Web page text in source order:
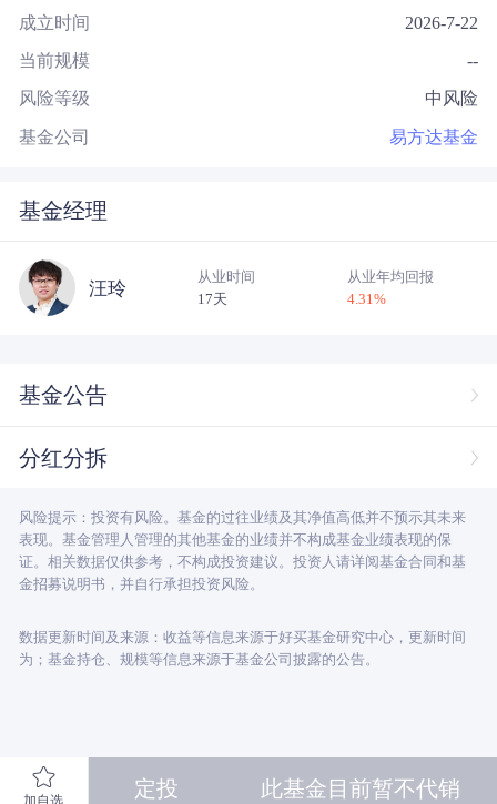
近五年 --/--
成立以来 --/--
成立时间 2026-7-22
当前规模 --
风险等级 中风险
基金公司 易方达基金
基金经理
汪玲
从业时间
17天
从业年均回报
4.31%
基金公告
分红分拆
风险提示：投资有风险。基金的过往业绩及其净值高低并不预示其未来
表现。基金管理人管理的其他基金的业绩并不构成基金业绩表现的保
证。相关数据仅供参考，不构成投资建议。投资人请详阅基金合同和基
金招募说明书，并自行承担投资风险。
数据更新时间及来源：收益等信息来源于好买基金研究中心，更新时间
为；基金持仓、规模等信息来源于基金公司披露的公告。
加自选 定投 此基金目前暂不代销